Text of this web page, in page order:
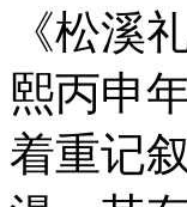
《松溪
熙丙申
着重记